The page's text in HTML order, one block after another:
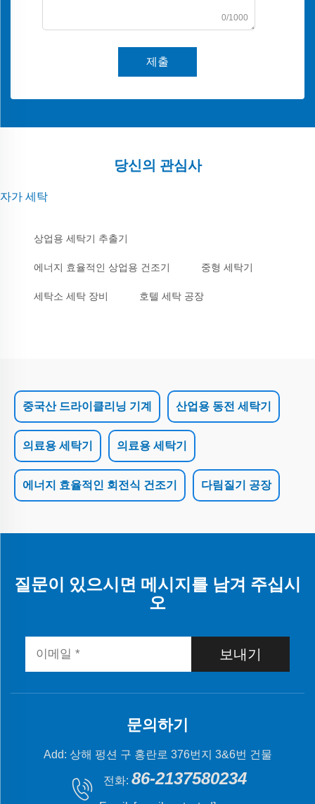
0/1000
제출
당신의 관심사
자가 세탁
상업용 세탁기 추출기
에너지 효율적인 상업용 건조기 중형 세탁기
세탁소 세탁 장비 호텔 세탁 공장
중국산 드라이클리닝 기계 산업용 동전 세탁기
의료용 세탁기 의료용 세탁기
에너지 효율적인 회전식 건조기 다림질기 공장
질문이 있으시면 메시지를 남겨 주십시
오
보내기
문의하기
Add: 상해 펑션 구 홍란로 376번지 3&6번 건물
전화: 86-2137580234